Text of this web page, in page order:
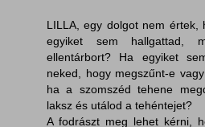
LILLA, egy dolgot nem
egyiket sem hallgattad,
ellentárbort? Ha egyiket
neked, hogy megszűnt-e
ha a szomszéd tehene
laksz és utálod a tehéntejet?
A fodrászt meg lehet kérni,